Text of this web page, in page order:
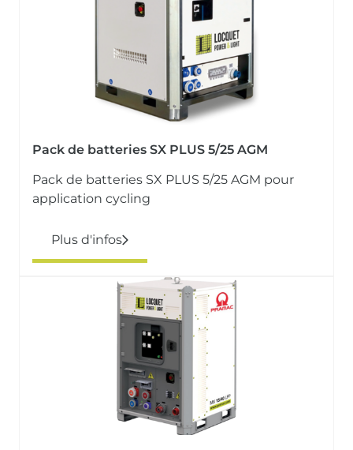
Pack de batteries SX PLUS 5/25 AGM
Pack de batteries SX PLUS 5/25 AGM pour
application cycling
Plus d'infos